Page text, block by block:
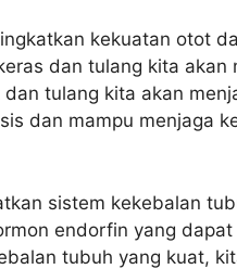
kekuatan otot
dan tulang kita akan
tulang kita akan
dan mampu menjaga
sistem kekebalan
endorfin yang
tubuh yang kuat,